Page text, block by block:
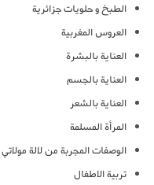
الطبخ و حلويات جزائرية
العروس المغربية
العناية بالبشرة
العناية بالجسم
العناية بالشعر
المرأة المسلمة
الوصفات المجربة من لالة مولاتي
تربية الاطفال